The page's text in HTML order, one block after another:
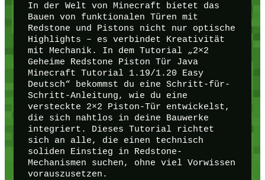
In der Welt von Minecraft bietet das
Bauen von funktionalen Türen mit
Redstone und Pistons nicht nur optische
Highlights – es verbindet Kreativität
mit Mechanik. In dem Tutorial „2×2
Geheime Redstone Piston Tür Java
Minecraft Tutorial 1.19/1.20 Easy
Deutsch“ bekommst du eine Schritt-für-
Schritt-Anleitung, wie du eine
versteckte 2×2 Piston-Tür entwickelst,
die sich nahtlos in deine Bauwerke
integriert. Dieses Tutorial richtet
sich an alle, die einen technisch
soliden Einstieg in Redstone-
Mechanismen suchen, ohne viel Vorwissen
vorauszusetzen.